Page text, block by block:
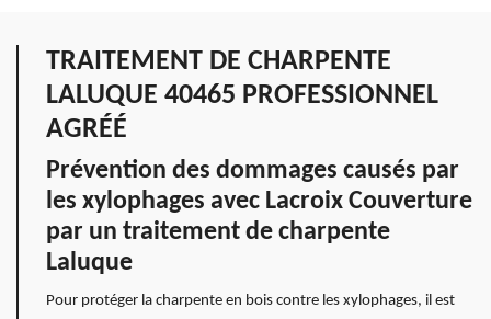
TRAITEMENT DE CHARPENTE
LALUQUE 40465 PROFESSIONNEL
AGRÉÉ
Prévention des dommages causés par
les xylophages avec Lacroix Couverture
par un traitement de charpente
Laluque
Pour protéger la charpente en bois contre les xylophages, il est